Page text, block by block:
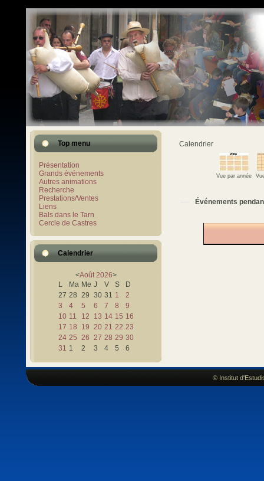
Top menu
Présentation
Grands événements
Autres animations
Recherche
Prestations/Ventes
Liens
Bals dans le Tarn
Cercle de Castres
Calendrier
<Août 2026>
L
Ma Me J V S
D
27 28 29 30 31 1
2
3
4 5 6 7 8
9
10 11 12 13 14 15 16
17 18 19 20 21 22 23
24 25 26 27 28 29 30
31 1 2 3 4 5 6
Calendrier
Vue par année
Événements
© Institut